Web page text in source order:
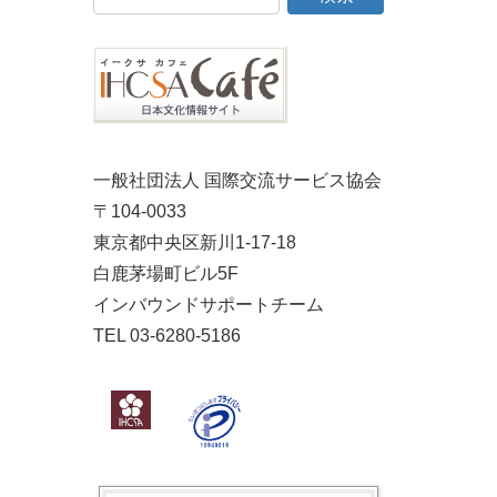
一般社団法人 国際交流サービス協会
〒104-0033
東京都中央区新川1-17-18
白鹿茅場町ビル5F
インバウンドサポートチーム
TEL 03-6280-5186